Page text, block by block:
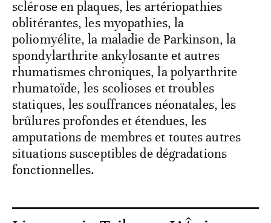
sclérose en plaques, les artériopathies
oblitérantes, les myopathies, la
poliomyélite, la maladie de Parkinson, la
spondylarthrite ankylosante et autres
rhumatismes chroniques, la polyarthrite
rhumatoïde, les scolioses et troubles
statiques, les souffrances néonatales, les
brûlures profondes et étendues, les
amputations de membres et toutes autres
situations susceptibles de dégradations
fonctionnelles.